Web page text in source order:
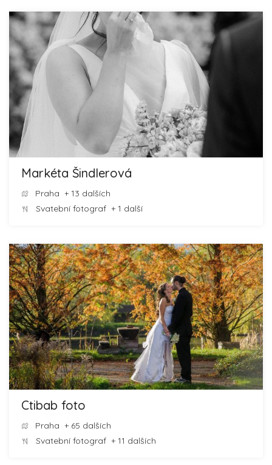
Markéta Šindlerová
Praha + 13 dalších
Svatební fotograf + 1 další
Ctibab foto
Praha + 65 dalších
Svatební fotograf + 11 dalších